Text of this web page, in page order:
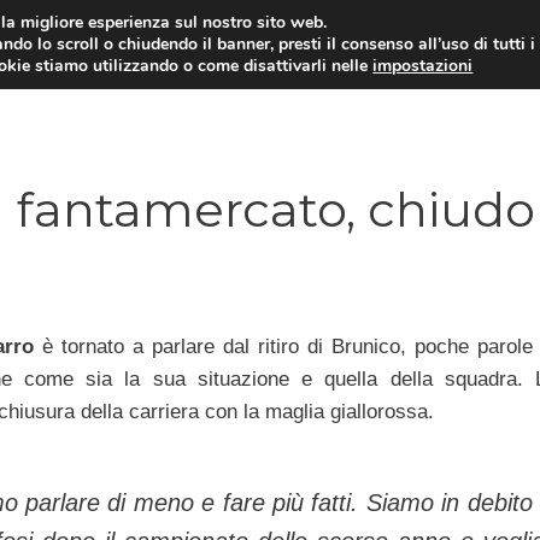
CALCIOMERCATO CAMPIONATO
fantamercato,
è tornato a parlare dal ritiro di Brunico, poche parole
come sia la sua situazione e quella della squadra.
della carriera con la maglia giallorossa.
parlare di meno e fare più fatti. Siamo in debito
migliore esperienza sul nostro sito web.
lo scroll o chiudendo il banner, presti il consenso all’uso di tutti i
stiamo utilizzando o come disattivarli nelleimpostazioni